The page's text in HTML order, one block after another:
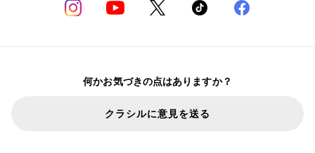
何かお気づきの点はありますか？
クラシルに意見を送る